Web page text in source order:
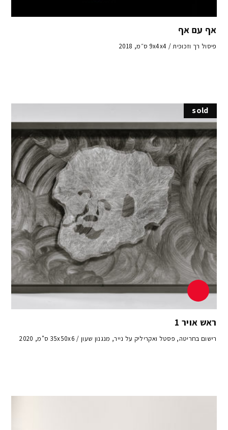
אף עם אף
פיסול רך וזכוכית / 9x4x4 ס״מ, 2018
sold
ראש אויר 1
רישום בחריטה, פסטל ואקריליק על נייר, מנגנון שעון / 35x50x6 ס"מ, 2020